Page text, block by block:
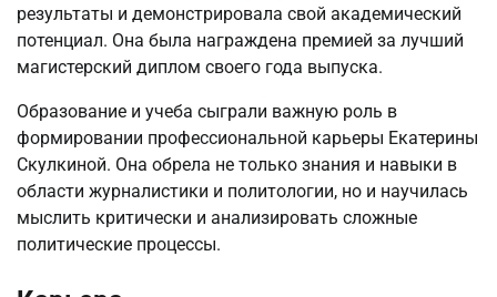
результаты и демонстрировала свой академический
потенциал. Она была награждена премией за лучший
магистерский диплом своего года выпуска.
Образование и учеба сыграли важную роль в
формировании профессиональной карьеры Екатерины
Скулкиной. Она обрела не только знания и навыки в
области журналистики и политологии, но и научилась
мыслить критически и анализировать сложные
политические процессы.